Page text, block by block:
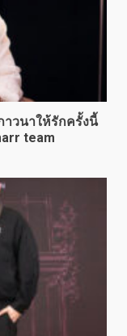
วนาให้รักครั้งนี้
team